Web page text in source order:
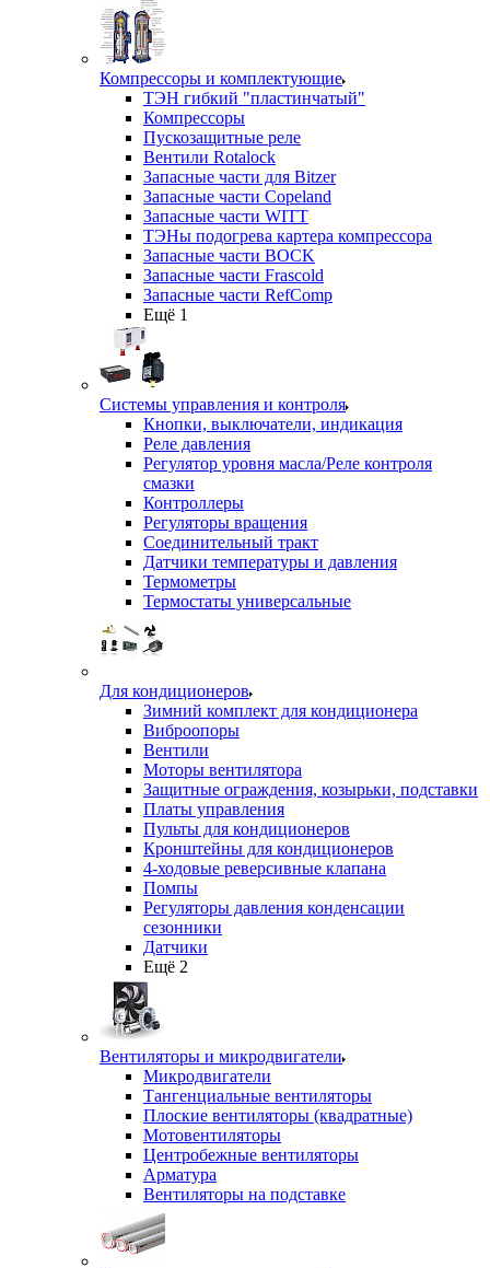
Компрессоры и комплектующие
ТЭН гибкий "пластинчатый"
Компрессоры
Пускозащитные реле
Вентили Rotalock
Запасные части для Bitzer
Запасные части Copeland
Запасные части WITT
ТЭНы подогрева картера компрессора
Запасные части BOCK
Запасные части Frascold
Запасные части RefComp
Ещё 1
Системы управления и контроля
Кнопки, выключатели, индикация
Реле давления
Регулятор уровня масла/Реле контроля
смазки
Контроллеры
Регуляторы вращения
Соединительный тракт
Датчики температуры и давления
Термометры
Термостаты универсальные
Для кондиционеров
Зимний комплект для кондиционера
Виброопоры
Вентили
Моторы вентилятора
Защитные ограждения, козырьки, подставки
Платы управления
Пульты для кондиционеров
Кронштейны для кондиционеров
4-ходовые реверсивные клапана
Помпы
Регуляторы давления конденсации
сезонники
Датчики
Ещё 2
Вентиляторы и микродвигатели
Микродвигатели
Тангенциальные вентиляторы
Плоские вентиляторы (квадратные)
Мотовентиляторы
Центробежные вентиляторы
Арматура
Вентиляторы на подставке